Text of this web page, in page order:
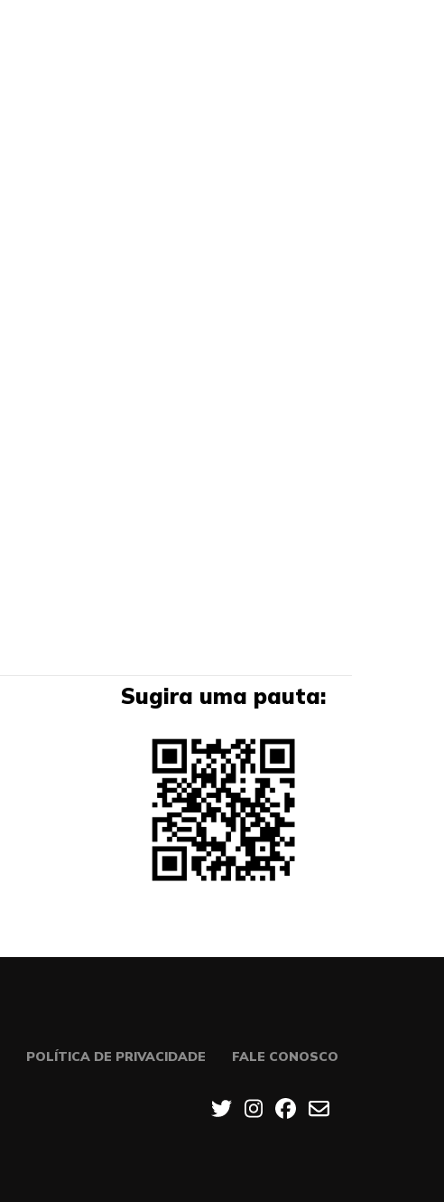
Sugira uma pauta:
POLÍTICA DE PRIVACIDADE FALE CONOSCO